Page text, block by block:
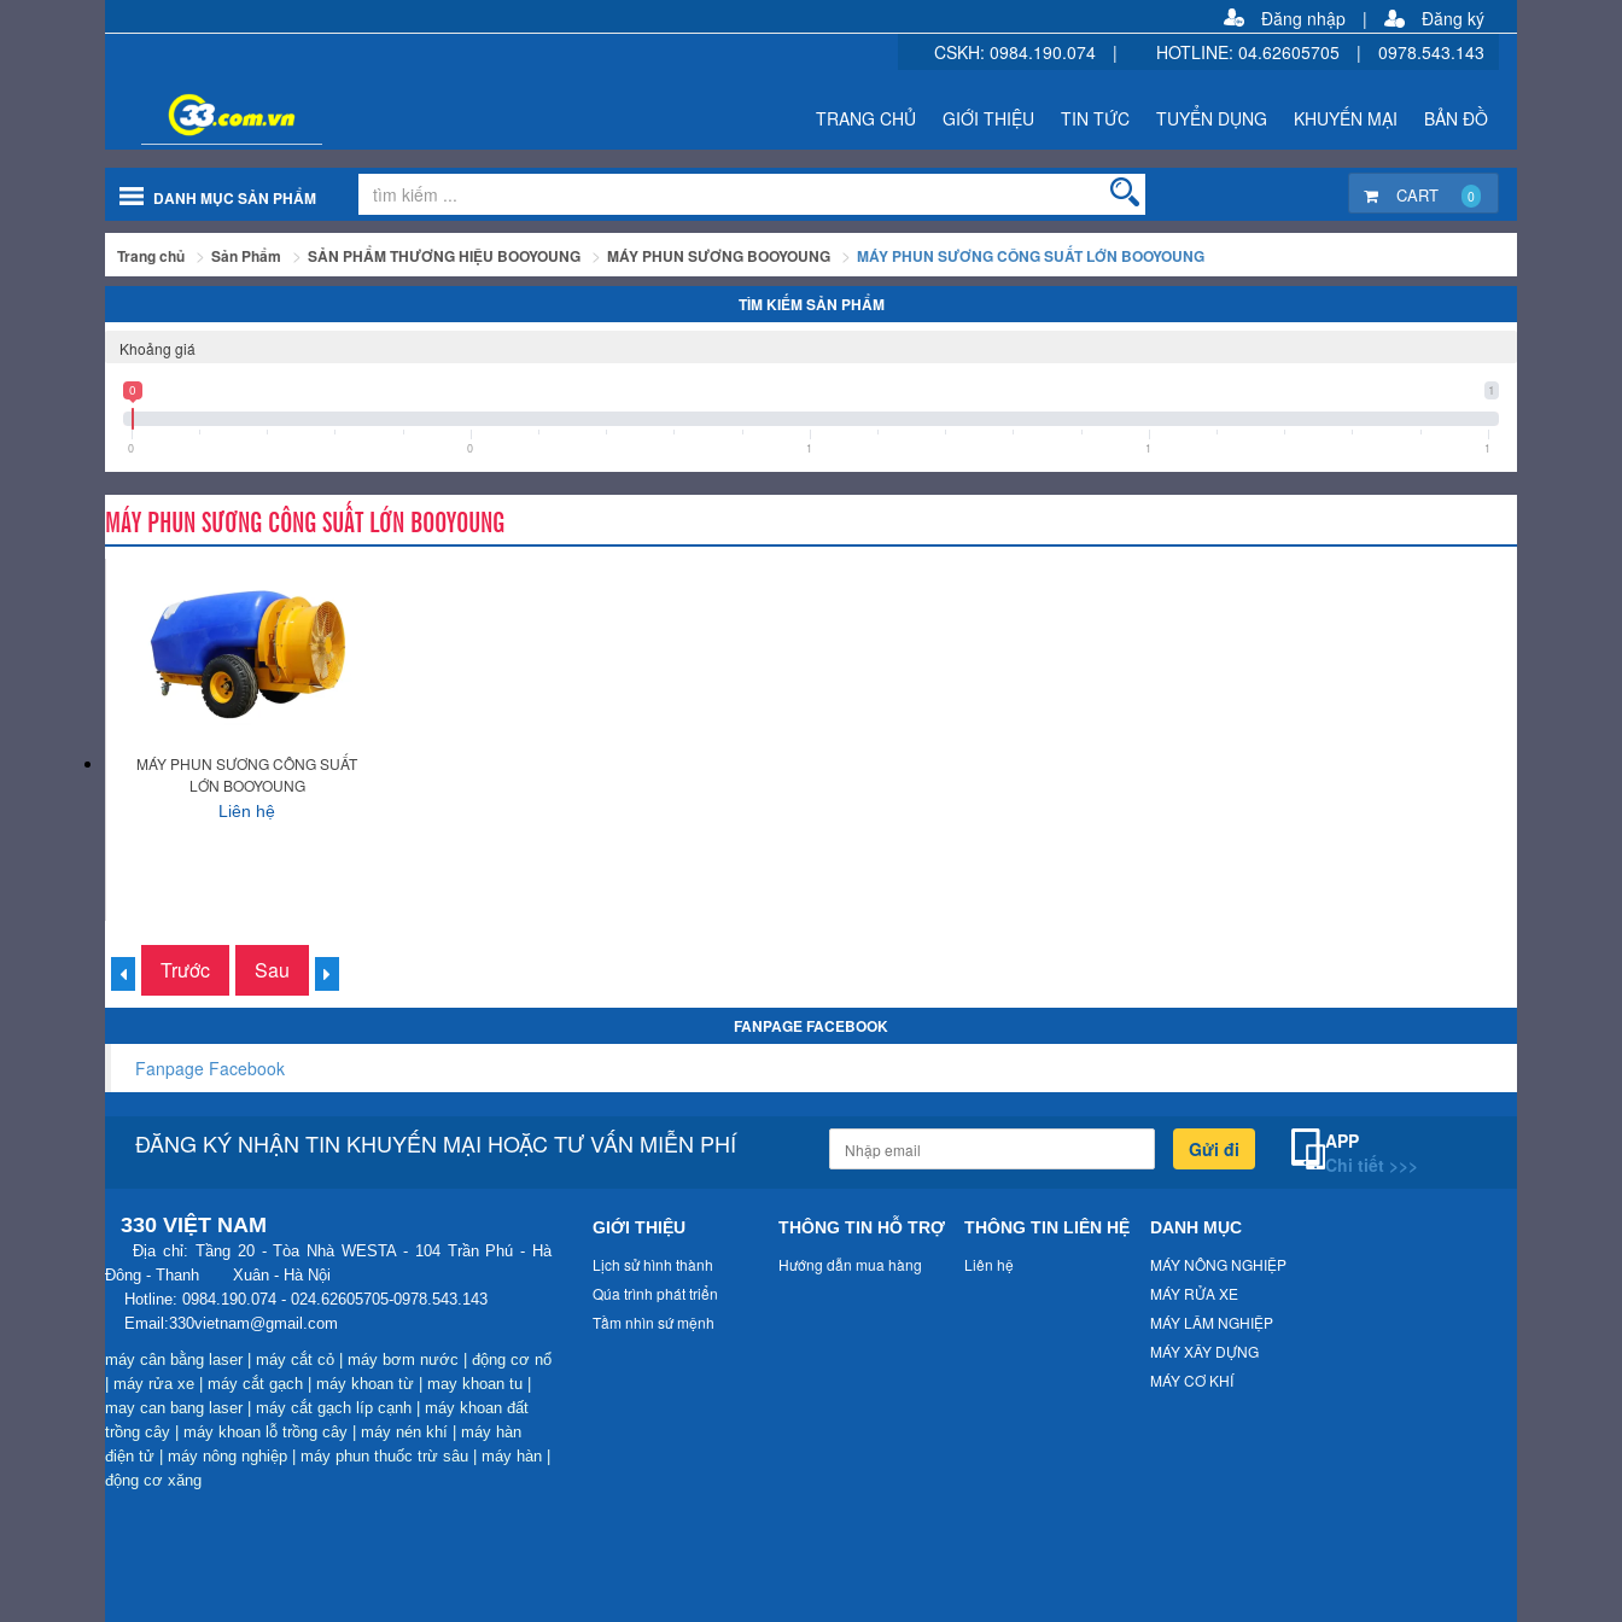
Đăng nhập |
Đăng ký
CSKH: 0984.190.074 | HOTLINE: 04.62605705 | 0978.543.143
TRANG CHỦ GIỚI THIỆU TIN TỨC TUYỂN DỤNG KHUYẾN MẠI BẢN ĐỒ
DANH MỤC SẢN PHẨM CART 0
Trang chủ Sản Phẩm SẢN PHẨM THƯƠNG HIỆU BOOYOUNG MÁY PHUN SƯƠNG BOOYOUNG MÁY PHUN SƯƠNG CÔNG SUẤT LỚN BOOYOUNG
TÌM KIẾM SẢN PHẨM
Khoảng giá
1
0
0 0 1 1 1
MÁY PHUN SƯƠNG CÔNG SUẤT LỚN BOOYOUNG
MÁY PHUN SƯƠNG CÔNG SUẤT
LỚN BOOYOUNG
Liên hệ
Trước Sau
FANPAGE FACEBOOK
Fanpage Facebook
ĐĂNG KÝ NHẬN TIN KHUYẾN MẠI HOẶC TƯ VẤN MIỄN PHÍ Gửi đi
APP
Chi tiết >>>
330 VIỆT NAM
Địa chỉ: Tầng 20 - Tòa Nhà WESTA - 104 Trần Phú - Hà
Đông - Thanh Xuân - Hà Nội
Hotline: 0984.190.074 - 024.62605705-0978.543.143
Email:330vietnam@gmail.com
máy cân bằng laser
máy cắt cỏ máy bơm nước
động cơ nổ
máy rửa xe máy cắt gạch máy khoan từ may khoan tu
may can bang laser
máy cắt gạch líp cạnh
máy khoan đất
trồng cây
máy khoan lỗ trồng cây máy nén khí
máy hàn
điện tử
máy nông nghiệp máy phun thuốc trừ sâu máy hàn
động cơ xăng
GIỚI THIỆU
Lịch sử hình thành
Qúa trình phát triển
Tầm nhìn sứ mệnh
THÔNG TIN HỖ TRỢ
Hướng dẫn mua hàng
THÔNG TIN LIÊN HỆ
Liên hệ
DANH MỤC
MÁY NÔNG NGHIỆP
MÁY RỬA XE
MÁY LÂM NGHIỆP
MÁY XÂY DỰNG
MÁY CƠ KHÍ